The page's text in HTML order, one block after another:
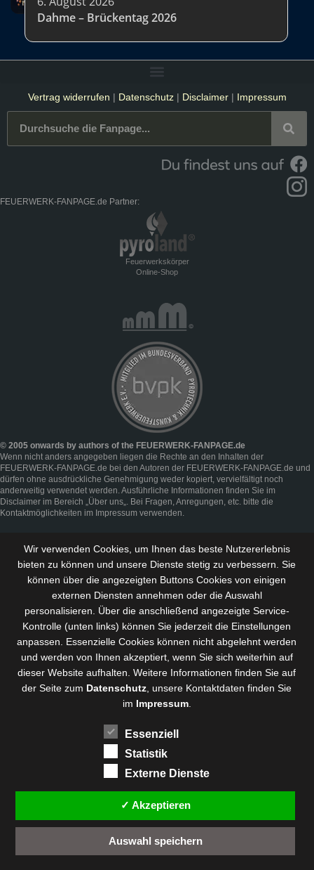
Dahme – Brückentag 2026
Vertrag widerrufen | Datenschutz| Disclaimer| Impressum
FEUERWERK-FANPAGE.de Partner:
Feuerwerkskörper
Online-Shop
© 2005 onwards by authors of the FEUERWERK-FANPAGE.de
Wenn nicht anders angegeben liegen die Rechte an den Inhalten der
FEUERWERK-FANPAGE.de bei den Autoren der FEUERWERK-FANPAGE.de und
dürfen ohne ausdrückliche Genehmigung weder kopiert, vervielfältigt noch
anderweitig verwendet werden. Ausführliche Informationen finden Sie im
Disclaimer im Bereich „Über uns„. Bei Fragen, Anregungen, etc. bitte die
Kontaktmöglichkeiten im Impressum verwenden.
Wir verwenden Cookies, um Ihnen das beste Nutzererlebnis
bieten zu können und unsere Dienste stetig zu verbessern . Sie
können über die angezeigten Buttons Cookies von einigen
externen Diensten annehmen oder die Auswahl
personalisieren. Über die anschließend angezeigte Service-
Kontrolle (unten links) können Sie jederzeit die Einstellungen
anpassen. Essenzielle Cookies können nicht abgelehnt werden
und werden von Ihnen akzeptiert, wenn Sie sich weiterhin auf
dieser Website aufhalten. Weitere Informationen finden Sie auf
der Seite zum Datenschutz , unsere Kontaktdaten finden Sie
im Impressum.
Essenziell
Statistik
Externe Dienste
✓ Akzeptieren
Auswahl speichern